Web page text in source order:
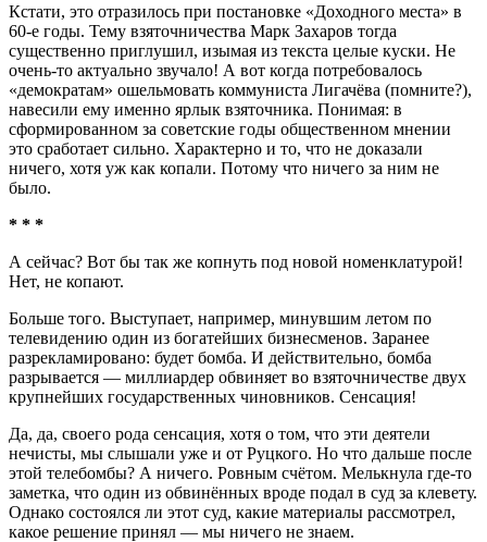
Кстати, это отразилось при постановке «Доходного места» в
60-е годы. Тему взяточничества Марк Захаров тогда
существенно приглушил, изымая из текста целые куски. Не
очень-то актуально звучало! А вот когда потребовалось
«демократам» ошельмовать коммуниста Лигачёва (помните?),
навесили ему именно ярлык взяточника. Понимая: в
сформированном за советские годы общественном мнении
это сработает сильно. Характерно и то, что не доказали
ничего, хотя уж как копали. Потому что ничего за ним не
было.
* * *
А сейчас? Вот бы так же копнуть под новой номенклатурой!
Нет, не копают.
Больше того. Выступает, например, минувшим летом по
телевидению один из богатейших бизнесменов. Заранее
разрекламировано: будет бомба. И действительно, бомба
разрывается — миллиардер обвиняет во взяточничестве двух
крупнейших государственных чиновников. Сенсация!
Да, да, своего рода сенсация, хотя о том, что эти деятели
нечисты, мы слышали уже и от Руцкого. Но что дальше после
этой телебомбы? А ничего. Ровным счётом. Мелькнула где-то
заметка, что один из обвинённых вроде подал в суд за клевету.
Однако состоялся ли этот суд, какие материалы рассмотрел,
какое решение принял — мы ничего не знаем.